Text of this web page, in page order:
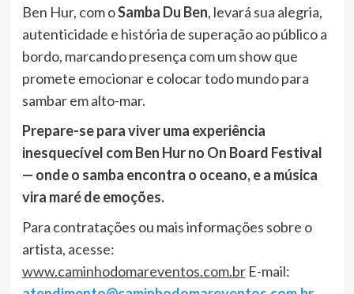
Ben Hur, com oSamba Du Ben, levará sua alegria,
autenticidade e história de superação ao público a
bordo, marcando presença com um show que
promete emocionar e colocar todo mundo para
sambar em alto-mar.
Prepare-se para viver uma experiência
inesquecível com Ben Hur no On Board Festival
— onde o samba encontra o oceano, e a música
vira maré de emoções.
Para contratações ou mais informações sobre o
artista, acesse:
www.caminhodomareventos.com.brE-mail: